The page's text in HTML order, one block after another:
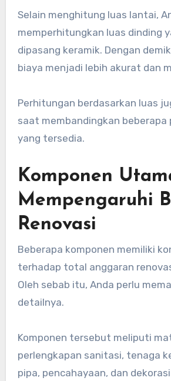
Selain menghitung luas lantai,
memperhitungkan luas dinding
dipasang keramik. Dengan
biaya menjadi lebih akurat dan
Perhitungan berdasarkan luas
saat membandingkan beberapa
yang tersedia.
Komponen
Mempengaruhi
Renovasi
Beberapa komponen memiliki
terhadap total anggaran
Oleh sebab itu, Anda perlu
detailnya.
Komponen tersebut meliputi
perlengkapan sanitasi, tenaga
pipa, pencahayaan, dan